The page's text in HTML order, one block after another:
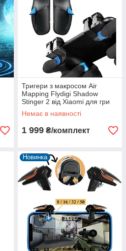
Тригери з макросом Air
Mapping Flydigi Shadow
Stinger 2 від Xiaomi для гри
на телефоні комплект на 4
пальці
Немає в наявності
1 999 ₴/комплект
Новинка